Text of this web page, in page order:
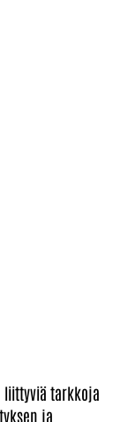
liittyviä tarkkoja
ja